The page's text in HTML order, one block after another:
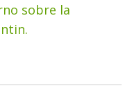
sobre la